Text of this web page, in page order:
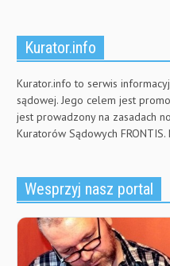
Kurator.info
Kurator.info to serwis
sądowej. Jego celem jest
jest prowadzony na zasadach
Kuratorów Sądowych FRONTIS.
Wesprzyj nasz portal